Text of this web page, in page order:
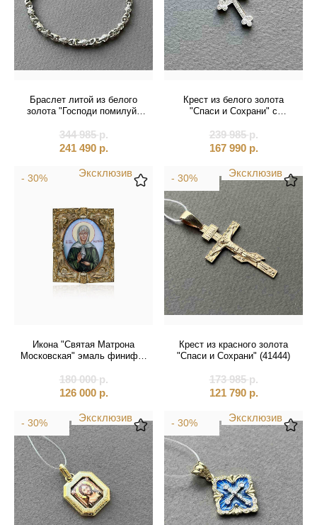
Браслет литой из белого
золота "Господи помилуй"
344 985р.
241 490 р.
Крест из белого золота
"Спаси и Сохрани" с
239 985р.
167 990 р.
Эксклюзив
- 30%
Икона "Святая Матрона
Московская" эмаль финифть
180 000р.
126 000 р.
Эксклюзив
- 30%
Крест из красного золота
"Спаси и Сохрани" (41444)
173 985р.
121 790 р.
Эксклюзив
- 30% Эксклюзив
- 30%